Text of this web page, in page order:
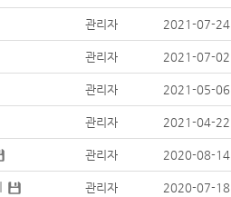
관리자 2021-07-24
관리자 2021-07-02
관리자 2021-05-06
관리자 2021-04-22
관리자 2020-08-14
관리자 2020-07-18